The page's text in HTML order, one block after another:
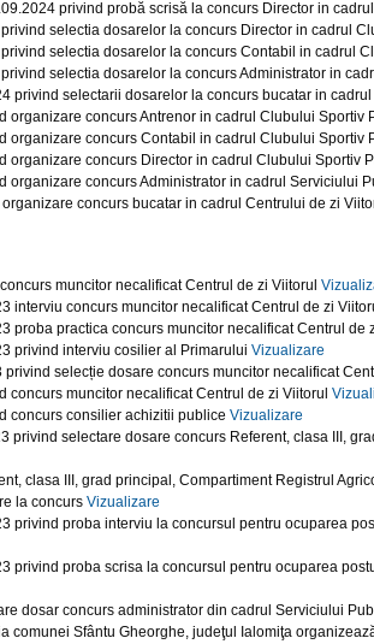
privind probă scrisă la concurs Director in
selectia dosarelor la concurs Director in cadrul
selectia dosarelor la concurs Contabil in cadrul
selectia dosarelor la concurs Administrator in
privind selectarii dosarelor la concurs bucatar in
organizare concurs Antrenor in cadrul Clubului Sportiv
organizare concurs Contabil in cadrul Clubului Sportiv
organizare concurs Director in cadrul Clubului Sportiv
organizare concurs Administrator in cadrul Serviciului
concurs bucatar in cadrul Centrului de zi
muncitor necalificat Centrul de zi Viitorul
interviu concurs muncitor necalificat Centrul de zi
proba practica concurs muncitor necalificat Centrul de
privind interviu cosilier al Primarului Vizualizare
selecție dosare concurs muncitor necalificat
concurs muncitor necalificat Centrul de zi Viitorul
concurs consilier achizitii publice Vizualizare
privind selectare dosare concurs Referent, clasa III,
clasa III, grad principal, Compartiment Registrul
la concurs Vizualizare
privind proba interviu la concursul pentru ocuparea
privind proba scrisa la concursul pentru ocuparea
dosar concurs administrator din cadrul Serviciului
comunei Sfântu Gheorghe, judeţul Ialomiţa